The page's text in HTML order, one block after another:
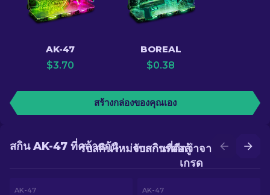
AK-47
$3.70
BOREAL
$0.38
สร้างกล่องของคุณเอง
รับสกินที่ดีกว่าจากการอัป
เกรด
รับสกินใหม่จากการต่อสู้
สกิน AK-47 ที่คล้ายกัน
AK-47 AK-47